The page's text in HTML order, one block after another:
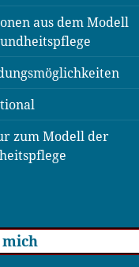
aus dem Modell
zum Modell der